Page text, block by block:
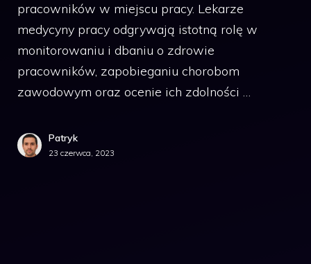
pracowników w miejscu pracy. Lekarze
medycyny pracy odgrywają istotną rolę w
monitorowaniu i dbaniu o zdrowie
pracowników, zapobieganiu chorobom
zawodowym oraz ocenie ich zdolności …
Patryk
23 czerwca, 2023